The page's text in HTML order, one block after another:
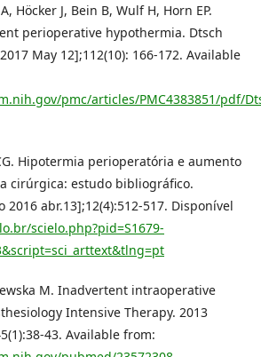
Höcker J, Bein B, Wulf H, Horn EP.
perioperative hypothermia. Dtsch
May 12];112(10): 166-172. Available
pmc/articles/PMC4383851/pdf/
Hipotermia perioperatória e aumento
cirúrgica: estudo bibliográfico.
2016 abr.13];12(4):512-517. Disponível
scielo.php?pid=S1679-
M. Inadvertent intraoperative
Intensive Therapy. 2013
43. Available from: